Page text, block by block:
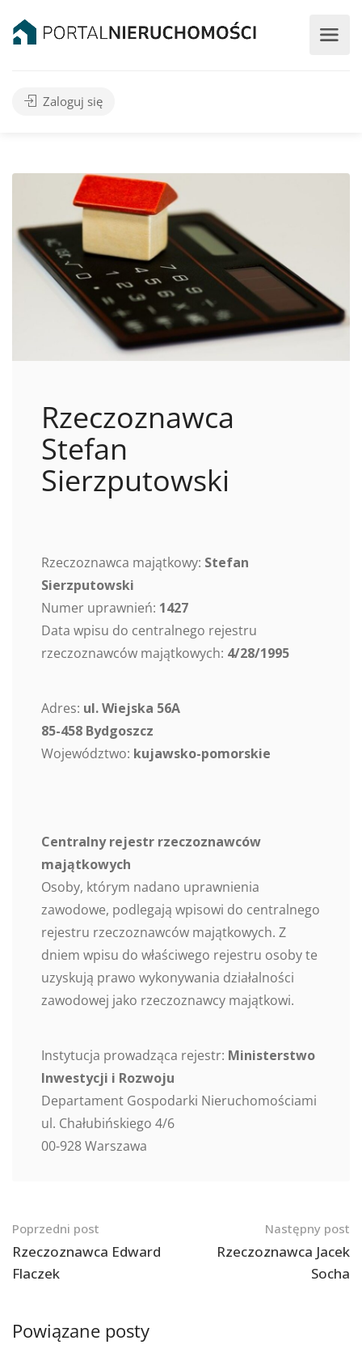
Zaloguj się
Rzeczoznawca
Stefan
Sierzputowski
Rzeczoznawca majątkowy: Stefan
Sierzputowski
Numer uprawnień: 1427
Data wpisu do centralnego rejestru
rzeczoznawców majątkowych: 4/28/1995
Adres: ul. Wiejska 56A
85-458 Bydgoszcz
Województwo: kujawsko-pomorskie
Centralny rejestr rzeczoznawców
majątkowych
Osoby, którym nadano uprawnienia
zawodowe, podlegają wpisowi do centralnego
rejestru rzeczoznawców majątkowych. Z
dniem wpisu do właściwego rejestru osoby te
uzyskują prawo wykonywania działalności
zawodowej jako rzeczoznawcy majątkowi.
Instytucja prowadząca rejestr: Ministerstwo
Inwestycji i Rozwoju
Departament Gospodarki Nieruchomościami
ul. Chałubińskiego 4/6
00-928 Warszawa
Nawigacja
po
postach
Poprzedni post
Rzeczoznawca Edward
Flaczek
Następny post
Rzeczoznawca Jacek
Socha
Powiązane posty